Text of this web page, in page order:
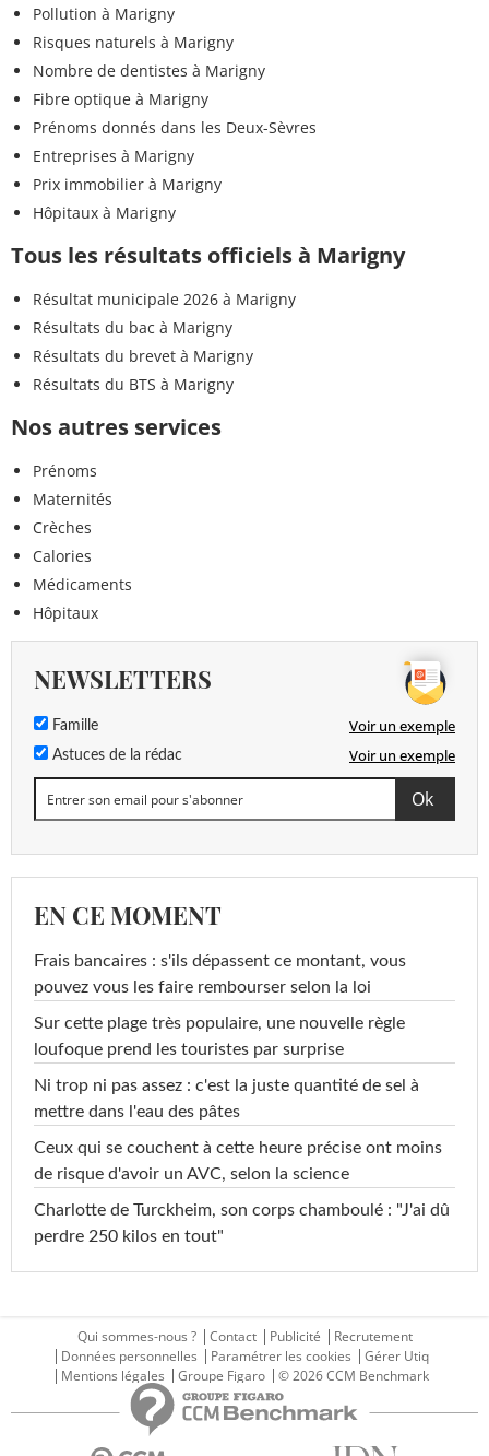
Pollution à Marigny
Risques naturels à Marigny
Nombre de dentistes à Marigny
Fibre optique à Marigny
Prénoms donnés dans les Deux-Sèvres
Entreprises à Marigny
Prix immobilier à Marigny
Hôpitaux à Marigny
Tous les résultats officiels à Marigny
Résultat municipale 2026 à Marigny
Résultats du bac à Marigny
Résultats du brevet à Marigny
Résultats du BTS à Marigny
Nos autres services
Prénoms
Maternités
Crèches
Calories
Médicaments
Hôpitaux
NEWSLETTERS
Famille Voir un exemple
Astuces de la rédac Voir un exemple
EN CE MOMENT
Frais bancaires : s'ils dépassent ce montant, vous
pouvez vous les faire rembourser selon la loi
Sur cette plage très populaire, une nouvelle règle
loufoque prend les touristes par surprise
Ni trop ni pas assez : c'est la juste quantité de sel à
mettre dans l'eau des pâtes
Ceux qui se couchent à cette heure précise ont moins
de risque d'avoir un AVC, selon la science
Charlotte de Turckheim, son corps chamboulé : "J'ai dû
perdre 250 kilos en tout"
Qui sommes-nous ? Contact Publicité
Recrutement
Données personnelles
Paramétrer les cookies
Gérer Utiq
Mentions légales
Groupe Figaro © 2026 CCM Benchmark